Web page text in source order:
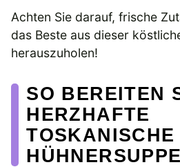
Achten Sie darauf, frische
das Beste aus dieser
herauszuholen!
SO BEREITEN
HERZHAFTE
TOSKANISCHE